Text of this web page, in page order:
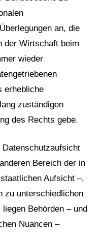
an, die
der Wirtschaft beim
wieder
erhebliche
zuständigen
des Rechts gebe.
Bereich der in
Aufsicht –,
zu unterschiedlichen
Behörden – und
Nuancen –